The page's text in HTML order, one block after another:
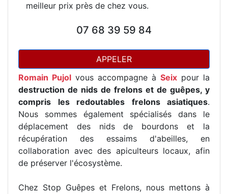
meilleur prix près de chez vous.
07 68 39 59 84
APPELER
Romain Pujol vous accompagne à Seix pour la
destruction de nids de frelons et de guêpes, y
compris les redoutables frelons asiatiques.
Nous sommes également spécialisés dans le
déplacement des nids de bourdons et la
récupération des essaims d'abeilles, en
collaboration avec des apiculteurs locaux, afin
de préserver l'écosystème.
Chez Stop Guêpes et Frelons, nous mettons à